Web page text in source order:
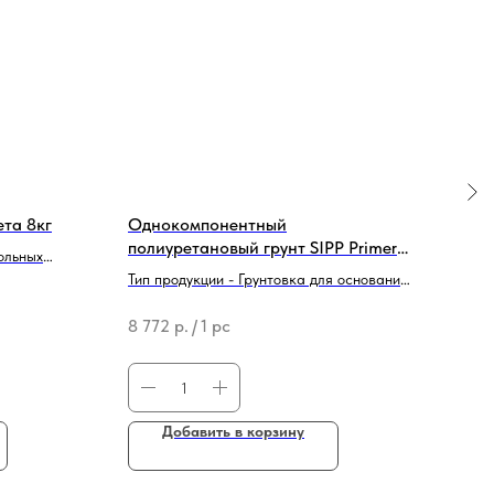
8кг
Однокомпонентный
полиуретановый грунт SIPP Primer
PU SPM 6кг
Тип продукции - Грунтовка для оснований
8 772 р. /1 pc
Добавить в корзину